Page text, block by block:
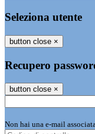
Seleziona utente
button close ×
Recupero
button close ×
Non hai una e-mail